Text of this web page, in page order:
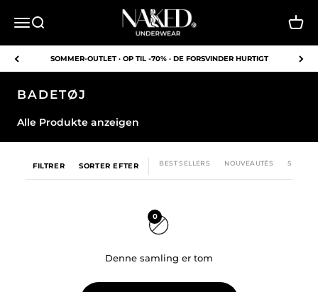
Åbn navigationsmenu
Åbn søgefunktion
NAKED Underwear EU
Åbn
SOMMER-OUTLET · OP TIL -70% · DE FORSVINDER HURTIGT
BADETØJ
Alle Produkte anzeigen
FILTRER SORTER EFTER BEST SELLERS NOUVEAUTÉS SOLDES
0
Denne samling er tom